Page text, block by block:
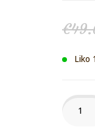
€
Liko
produkto
kiekis: